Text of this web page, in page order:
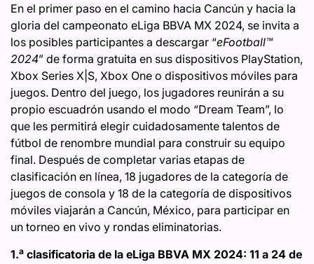
En el primer paso en el camino hacia Cancún y hacia la
gloria del campeonato eLiga BBVA MX 2024, se invita a
los posibles participantes a descargar “eFootball™
2024” de forma gratuita en sus dispositivos PlayStation,
Xbox Series X|S, Xbox One o dispositivos móviles para
juegos. Dentro del juego, los jugadores reunirán a su
propio escuadrón usando el modo “Dream Team”, lo
que les permitirá elegir cuidadosamente talentos de
fútbol de renombre mundial para construir su equipo
final. Después de completar varias etapas de
clasificación en línea, 18 jugadores de la categoría de
juegos de consola y 18 de la categoría de dispositivos
móviles viajarán a Cancún, México, para participar en
un torneo en vivo y rondas eliminatorias.
1.a clasificatoria de la eLiga BBVA MX 2024: 11 a 24 de